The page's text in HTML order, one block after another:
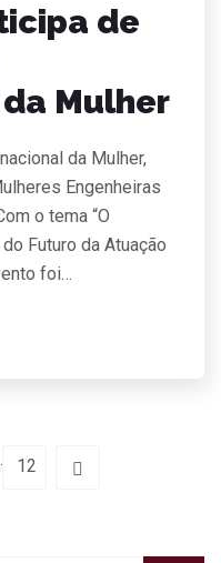
de
Mulher
da Mulher,
Engenheiras
o tema “O
Futuro da Atuação
foi…
12